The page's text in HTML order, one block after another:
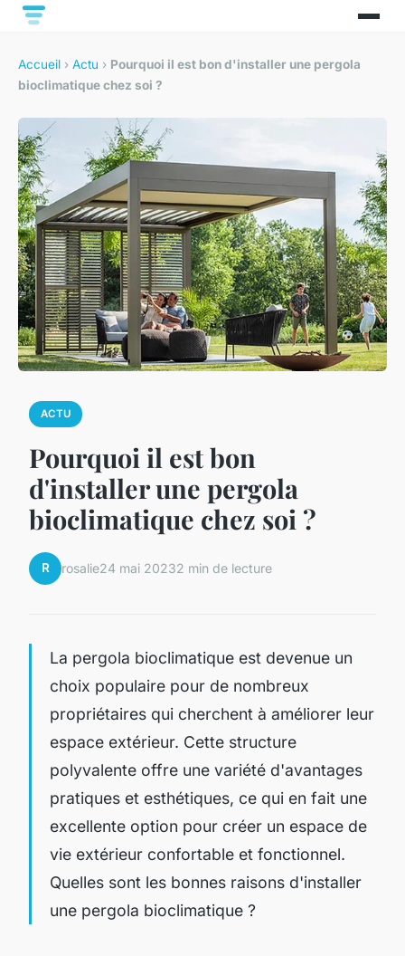
Accueil › Actu › Pourquoi il est bon d'installer une pergola
bioclimatique chez soi ?
ACTU
Pourquoi il est bon
d'installer une pergola
bioclimatique chez soi ?
R rosalie24 mai 20232 min de lecture
La pergola bioclimatique est devenue un
choix populaire pour de nombreux
propriétaires qui cherchent à améliorer leur
espace extérieur. Cette structure
polyvalente offre une variété d'avantages
pratiques et esthétiques, ce qui en fait une
excellente option pour créer un espace de
vie extérieur confortable et fonctionnel.
Quelles sont les bonnes raisons d'installer
une pergola bioclimatique ?